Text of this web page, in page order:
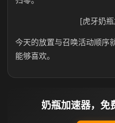
[虎牙奶
今天的放置与召唤活动顺序
能够喜欢。
奶瓶加速器，免